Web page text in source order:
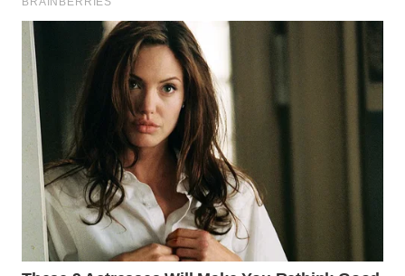
WN
LABUANBAJO
WN
BORNEO
Wahana
Media
Group